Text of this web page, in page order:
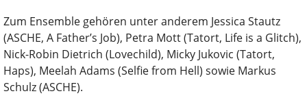
Zum Ensemble gehören unter anderem Jessica Stautz
(ASCHE, A Father’s Job), Petra Mott (Tatort, Life is a Glitch),
Nick-Robin Dietrich (Lovechild), Micky Jukovic (Tatort,
Haps), Meelah Adams (Selfie from Hell) sowie Markus
Schulz (ASCHE).